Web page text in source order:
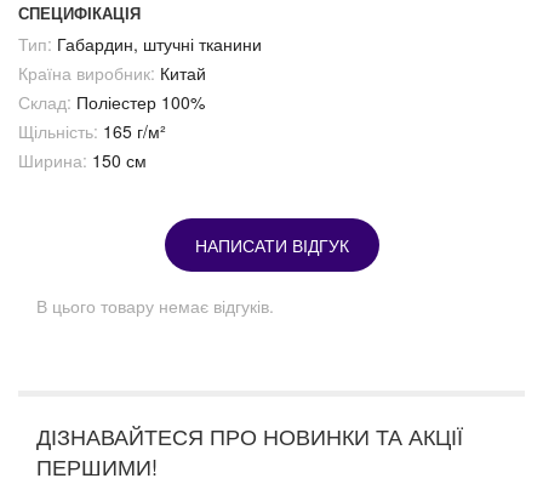
СПЕЦИФІКАЦІЯ
Тип: Габардин, штучні тканини
Країна виробник: Китай
Склад: Поліестер 100%
Щільність: 165 г/м²
Ширина: 150 см
НАПИСАТИ ВІДГУК
В цього товару немає відгуків.
ДІЗНАВАЙТЕСЯ ПРО НОВИНКИ ТА АКЦІЇ
ПЕРШИМИ!